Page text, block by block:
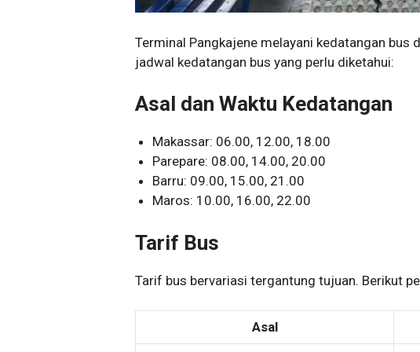
Terminal Pangkajene melayani kedatangan bus
jadwal kedatangan bus yang perlu diketahui:
Asal dan Waktu Kedatangan
Makassar: 06.00, 12.00, 18.00
Parepare: 08.00, 14.00, 20.00
Barru: 09.00, 15.00, 21.00
Maros: 10.00, 16.00, 22.00
Tarif Bus
Tarif bus bervariasi tergantung tujuan. Berikut
Asal